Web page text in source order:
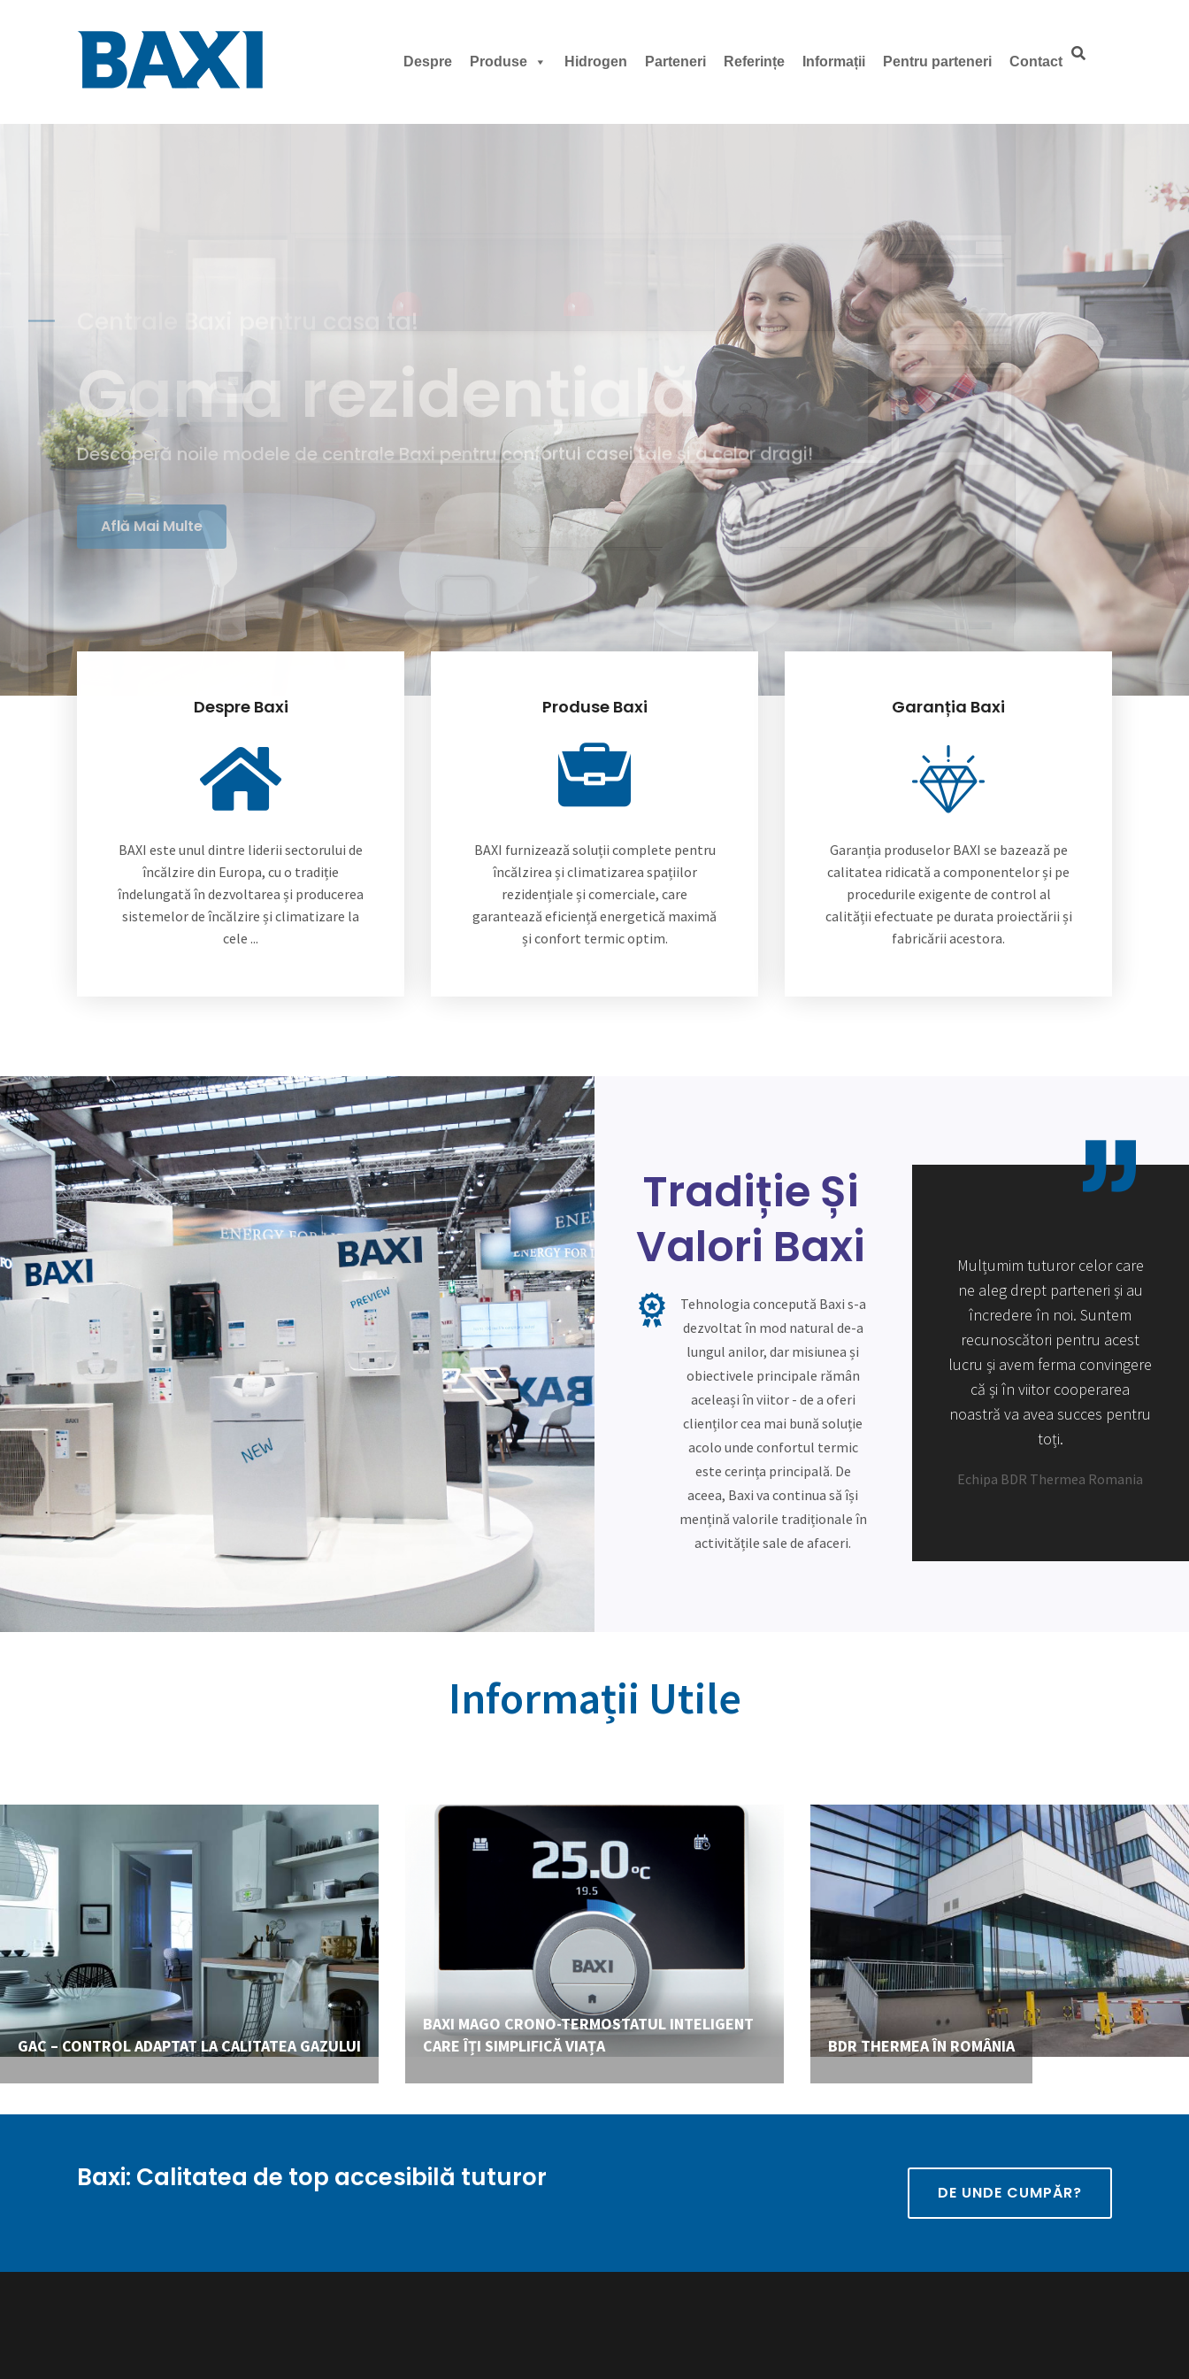
Despre Produse Hidrogen Parteneri Referințe Informații Pentru parteneri Contact
Performanță garantată pentru confortul tău!
Pompe de Căldură
Despre Baxi
BAXI este unul dintre liderii sectorului de
încălzire din Europa, cu o tradiție
îndelungată în dezvoltarea și producerea
sistemelor de încălzire și climatizare la
cele ...
Produse Baxi
BAXI furnizează soluții complete pentru
încălzirea și climatizarea spațiilor
rezidențiale și comerciale, care
garantează eficiență energetică maximă
și confort termic optim.
Garanția Baxi
Garanția produselor BAXI se bazează pe
calitatea ridicată a componentelor și pe
procedurile exigente de control al
calității efectuate pe durata proiectării și
fabricării acestora.
Tradiție Și
Valori Baxi
Tehnologia concepută Baxi s-a
dezvoltat în mod natural de-a
lungul anilor, dar misiunea și
obiectivele principale rămân
aceleași în viitor - de a oferi
clienților cea mai bună soluție
acolo unde confortul termic
este cerința principală. De
aceea, Baxi va continua să își
mențină valorile tradiționale în
activitățile sale de afaceri.
Mulțumim tuturor celor care
ne aleg drept parteneri și au
încredere în noi. Suntem
recunoscători pentru acest
lucru și avem ferma convingere
că și în viitor cooperarea
noastră va avea succes pentru
Echipa BDR Thermea Romania
Mulțumim tuturor celor care
încredere în noi. Suntem
recunoscători pentru acest
lucru și avem ferma convingere
că și în viitor cooperarea
noastră va avea succes pentru
toți.
Echipa BDR Thermea Romania
Mulțumim tuturor celor care
ne aleg drept parteneri și au
încredere în noi. Suntem
recunoscători pentru acest
lucru și avem ferma convingere
că și în viitor cooperarea
noastră va avea succes pentru
toți.
Echipa BDR Thermea Romania
Informații Utile
GAC – CONTROL ADAPTAT LA CALITATEA GAZULUI
BAXI MAGO CRONO-TERMOSTATUL INTELIGENT
CARE ÎȚI SIMPLIFICĂ VIAȚA
BDR THERMEA ÎN ROMÂNIA
Baxi: Calitatea de top accesibilă tuturor DE UNDE CUMPĂR?